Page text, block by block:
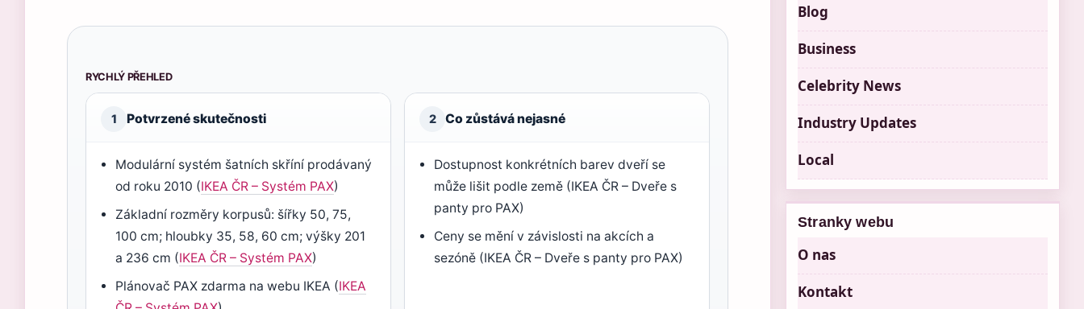
RYCHLÝ PŘEHLED
1 Potvrzené skutečnosti
Modulární systém šatních skříní prodávaný
od roku 2010 (IKEA ČR – Systém PAX)
Základní rozměry korpusů: šířky 50, 75,
100 cm; hloubky 35, 58, 60 cm; výšky 201
a 236 cm (IKEA ČR – Systém PAX)
Plánovač PAX zdarma na webu IKEA (IKEA
2 Co zůstává nejasné
Dostupnost konkrétních barev dveří se
může lišit podle země (IKEA ČR – Dveře s
panty pro PAX)
Ceny se mění v závislosti na akcích a
sezóně (IKEA ČR – Dveře s panty pro PAX)
Blog
Business
Celebrity News
Industry Updates
Local
Stranky webu
O nas
Kontakt